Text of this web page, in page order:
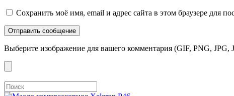
Сохранить моё имя, email и адрес сайта в этом браузере для
Выберите изображение для вашего комментария (GIF, PNG, JPG,